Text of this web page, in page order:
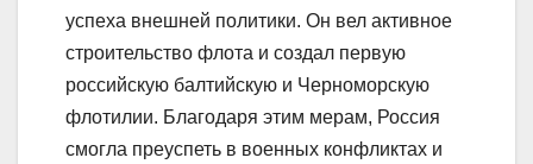
успеха внешней политики. Он вел активное
строительство флота и создал первую
российскую балтийскую и Черноморскую
флотилии. Благодаря этим мерам, Россия
смогла преуспеть в военных конфликтах и